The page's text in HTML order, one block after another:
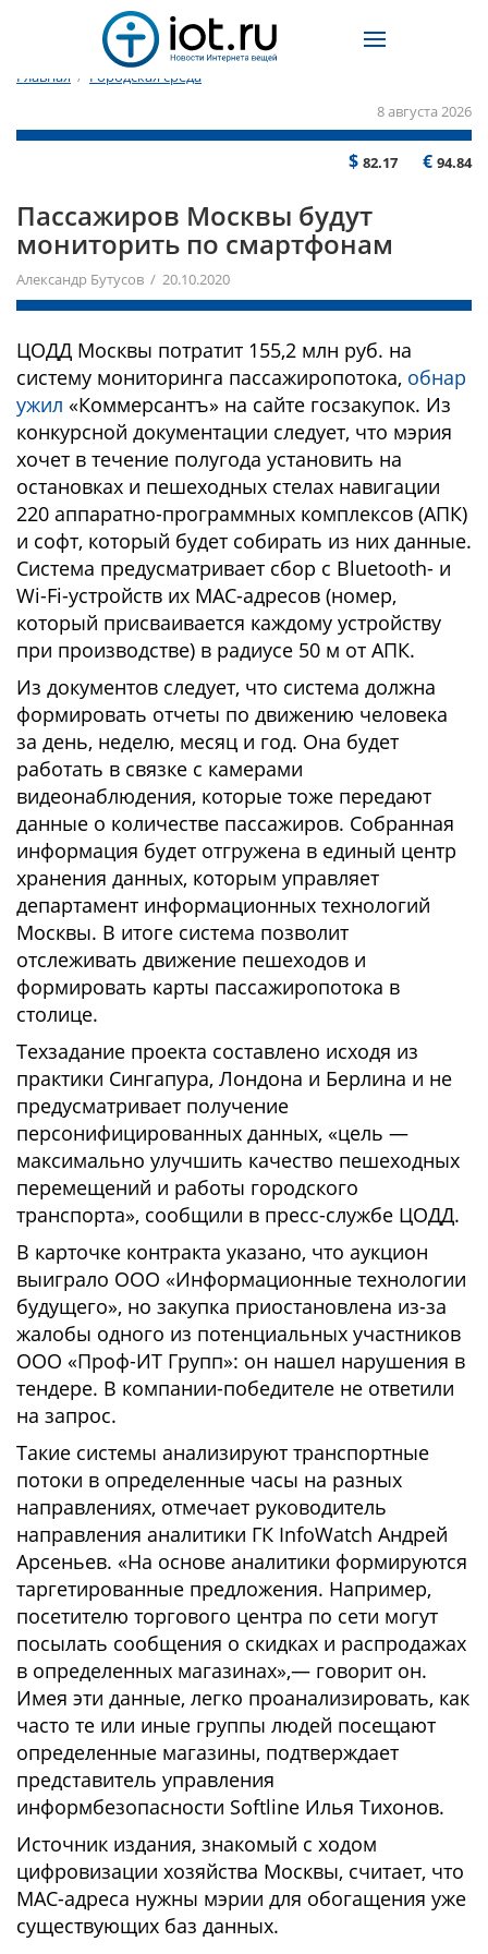
Главная / Городская среда
8 августа 2026
$ 82.17 € 94.84
Пассажиров Москвы будут
мониторить по смартфонам
Александр Бутусов / 20.10.2020
ЦОДД Москвы потратит 155,2 млн руб. на
систему мониторинга пассажиропотока, обнар
ужил «Коммерсантъ» на сайте госзакупок. Из
конкурсной документации следует, что мэрия
хочет в течение полугода установить на
остановках и пешеходных стелах навигации
220 аппаратно-программных комплексов (АПК)
и софт, который будет собирать из них данные.
Система предусматривает сбор с Bluetooth- и
Wi-Fi-устройств их MAC-адресов (номер,
который присваивается каждому устройству
при производстве) в радиусе 50 м от АПК.
Из документов следует, что система должна
формировать отчеты по движению человека
за день, неделю, месяц и год. Она будет
работать в связке с камерами
видеонаблюдения, которые тоже передают
данные о количестве пассажиров. Собранная
информация будет отгружена в единый центр
хранения данных, которым управляет
департамент информационных технологий
Москвы. В итоге система позволит
отслеживать движение пешеходов и
формировать карты пассажиропотока в
столице.
Техзадание проекта составлено исходя из
практики Сингапура, Лондона и Берлина и не
предусматривает получение
персонифицированных данных, «цель —
максимально улучшить качество пешеходных
перемещений и работы городского
транспорта», сообщили в пресс-службе ЦОДД.
В карточке контракта указано, что аукцион
выиграло ООО «Информационные технологии
будущего», но закупка приостановлена из-за
жалобы одного из потенциальных участников
ООО «Проф-ИТ Групп»: он нашел нарушения в
тендере. В компании-победителе не ответили
на запрос.
Такие системы анализируют транспортные
потоки в определенные часы на разных
направлениях, отмечает руководитель
направления аналитики ГК InfoWatch Андрей
Арсеньев. «На основе аналитики формируются
таргетированные предложения. Например,
посетителю торгового центра по сети могут
посылать сообщения о скидках и распродажах
в определенных магазинах»,— говорит он.
Имея эти данные, легко проанализировать, как
часто те или иные группы людей посещают
определенные магазины, подтверждает
представитель управления
информбезопасности Softline Илья Тихонов.
Источник издания, знакомый с ходом
цифровизации хозяйства Москвы, считает, что
MAC-адреса нужны мэрии для обогащения уже
существующих баз данных.